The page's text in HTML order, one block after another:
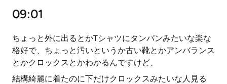
09:01
ちょっと外に出るとかTシャツにタンパンみたいな楽な
格好で、ちょっと汚いというか古い靴とかアンバランス
とかクロックスとかわかるんですけど、
結構綺麗に着たのに下だけクロックスみたいな人見る